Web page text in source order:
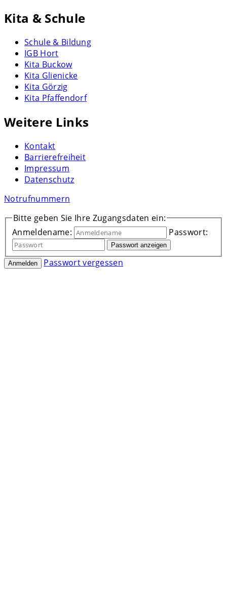
Kita & Schule
Schule & Bildung
IGB Hort
Kita Buckow
Kita Glienicke
Kita Görzig
Kita Pfaffendorf
Weitere Links
Kontakt
Barrierefreiheit
Impressum
Datenschutz
Notrufnummern
Bitte geben Sie Ihre Zugangsdaten ein:
Anmeldename:
Passwort:
Passwort anzeigen
Anmelden Passwort vergessen